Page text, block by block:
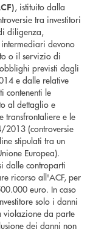
, istituito dalla
tra investitori
diligenza,
devono
o il servizio di
previsti dagli
e dalle relative
contenenti le
al dettaglio e
transfrontaliere e le
2013 (controversie
stipulati tra un
Europea).
dalle controparti
ricorso all'ACF, per
euro. In caso
solo i danni
violazione da parte
dei danni non